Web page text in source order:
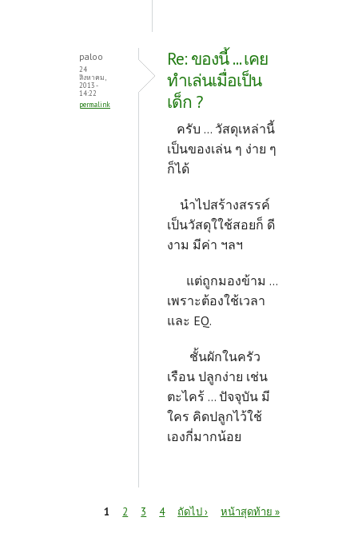
paloo
24
สิงหาคม,
2013 -
14:22
permalink
Re: ของนี้ ... เคย
ทำเล่นเมื่อเป็น
เด็ก ?
ครับ ... วัสดุเหล่านี้
เป็นของเล่น ๆ ง่าย ๆ
ก็ได้
นำไปสร้างสรรค์
เป็นวัสดุใใช้สอยก็ ดี
งาม มีค่า ฯลฯ
แต่ถูกมองข้าม ...
เพราะต้องใช้เวลา
และ EQ.
ชั้นผักในครัว
เรือน ปลูกง่าย เช่น
ตะไคร้ ... ปัจจุบัน มี
ใคร คิดปลูกไว้ใช้
เองกี่มากน้อย
1 2 3 4 ถัดไป › หน้าสุดท้าย »